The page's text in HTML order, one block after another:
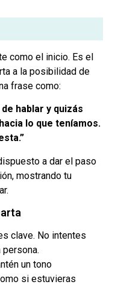
como el inicio. Es el
a la posibilidad de
frase como:
hablar y quizás
lo que teníamos.
a dar el paso
mostrando tu
clave. No intentes
persona.
un tono
si estuvieras